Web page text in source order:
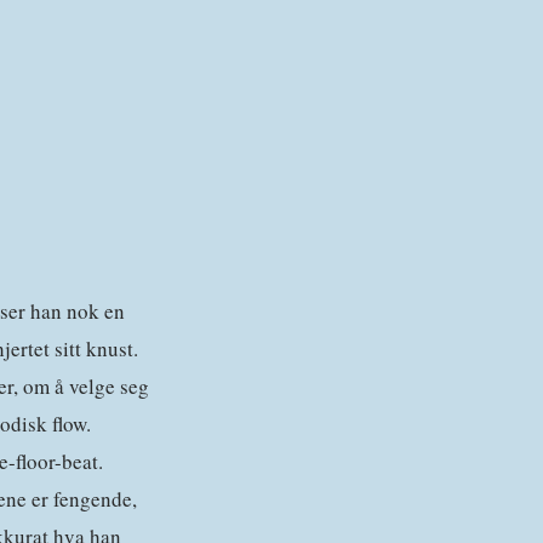
han nok en
sitt knust.
om å velge seg
flow.
floor-beat.
er fengende,
hva han